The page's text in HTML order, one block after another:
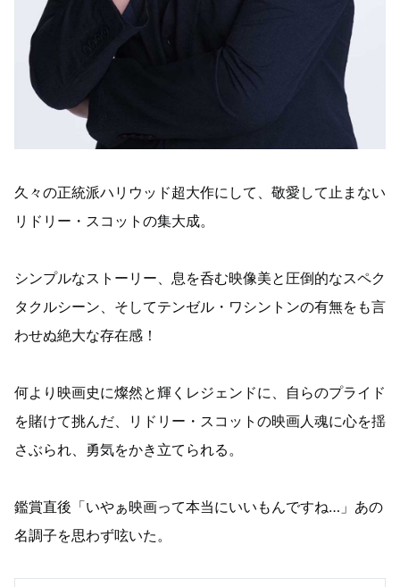
久々の正統派ハリウッド超大作にして、敬愛して止まない
リドリー・スコットの集大成。
シンプルなストーリー、息を呑む映像美と圧倒的なスペク
タクルシーン、そしてテンゼル・ワシントンの有無をも言
わせぬ絶大な存在感！
何より映画史に燦然と輝くレジェンドに、自らのプライド
を賭けて挑んだ、リドリー・スコットの映画人魂に心を揺
さぶられ、勇気をかき立てられる。
鑑賞直後「いやぁ映画って本当にいいもんですね…」あの
名調子を思わず呟いた。